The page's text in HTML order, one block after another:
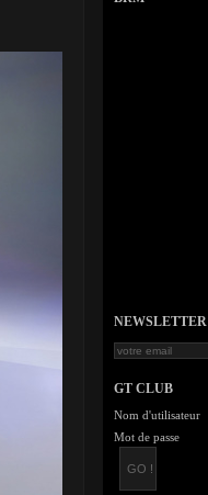
NEWSLETTER
GT CLUB
Nom d'utilisateur
Mot de passe